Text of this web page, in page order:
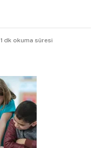
1 dk okuma süresi